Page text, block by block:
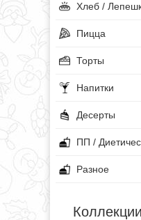
Хлеб /
Пицца
Торты
Напитки
Десерты
ПП /
Разное
Коллекции